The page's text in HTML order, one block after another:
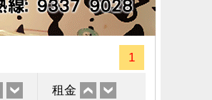
1
租金